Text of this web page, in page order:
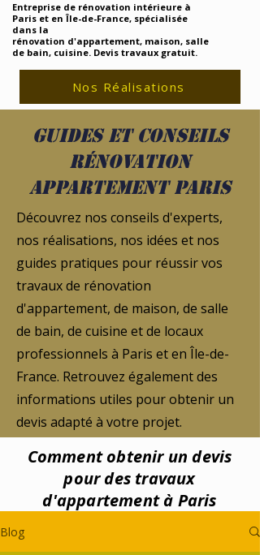
Entreprise de rénovation intérieure à
Paris et en Île-de-France, spécialisée
dans la
rénovation d'appartement, maison, salle
de bain, cuisine. Devis travaux gratuit.
Nos Réalisations
Guides et conseils
rénovation
appartement Paris
Découvrez nos conseils d'experts,
nos réalisations, nos idées et nos
guides pratiques pour réussir vos
travaux de rénovation
d'appartement, de maison, de salle
de bain, de cuisine et de locaux
professionnels à Paris et en Île-de-
France. Retrouvez également des
informations utiles pour obtenir un
devis adapté à votre projet.
Comment obtenir un devis
pour des travaux
d'appartement à Paris
Blog